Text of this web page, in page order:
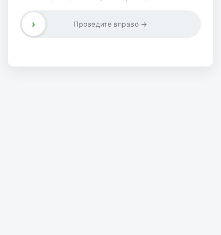
Проведите вправо →
›